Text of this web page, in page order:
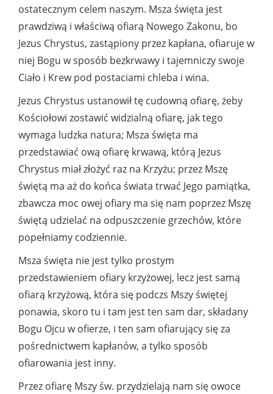
ostatecznym celem naszym. Msza święta jest
prawdziwą i właściwą ofiarą Nowego Zakonu, bo
Jezus Chrystus, zastąpiony przez kapłana, ofiaruje w
niej Bogu w sposób bezkrwawy i tajemniczy swoje
Ciało i Krew pod postaciami chleba i wina.
Jezus Chrystus ustanowił tę cudowną ofiarę, żeby
Kościołowi zostawić widzialną ofiarę, jak tego
wymaga ludzka natura; Msza święta ma
przedstawiać ową ofiarę krwawą, którą Jezus
Chrystus miał złożyć raz na Krzyżu; przez Mszę
świętą ma aż do końca świata trwać Jego pamiątka,
zbawcza moc owej ofiary ma się nam poprzez Mszę
świętą udzielać na odpuszczenie grzechów, które
popełniamy codziennie.
Msza święta nie jest tylko prostym
przedstawieniem ofiary krzyżowej, lecz jest samą
ofiarą krzyżową, która się podczs Mszy świętej
ponawia, skoro tu i tam jest ten sam dar, składany
Bogu Ojcu w ofierze, i ten sam ofiarujący się za
pośrednictwem kapłanów, a tylko sposób
ofiarowania jest inny.
Przez ofiarę Mszy św. przydzielają nam się owoce